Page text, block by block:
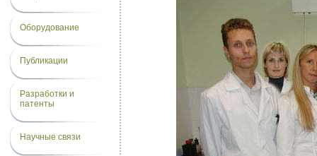
Оборудование
Публикации
Разработки и
патенты
Научные связи